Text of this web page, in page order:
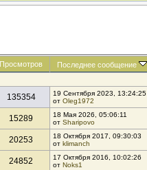
Просмотров Последнее сообщение
135354
19 Сентября 2023, 13:24:25
от Oleg1972
15289
18 Мая 2026, 05:06:11
от Sharipovo
20253
18 Октября 2017, 09:30:03
от klimanch
24852
17 Октября 2016, 10:02:26
от Noks1